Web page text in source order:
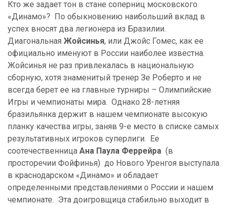
Кто же задает тон в стане соперниц московского
«Динамо»? По обыкновению наибольший вклад в
успех вносят два легионера из Бразилии.
Диагональная Жойсинья, или Джойс Гомес, как ее
официально именуют в России наиболее известна.
Жойсинья не раз привлекалась в национальную
сборную, хотя знаменитый тренер Зе Роберто и не
всегда берет ее на главные турниры – Олимпийские
Игры и чемпионаты мира. Однако 28-летняя
бразильянка держит в нашем чемпионате высокую
планку качества игры, заняв 9-е место в списке самых
результативных игроков суперлиги. Ее
соотечественница Ана Паула Феррейра (в
просторечии Фойфинья) до Нового Уренгоя выступала
в краснодарском «Динамо» и обладает
определенными представлениями о России и нашем
чемпионате. Эта доигровщица стабильно выходит в